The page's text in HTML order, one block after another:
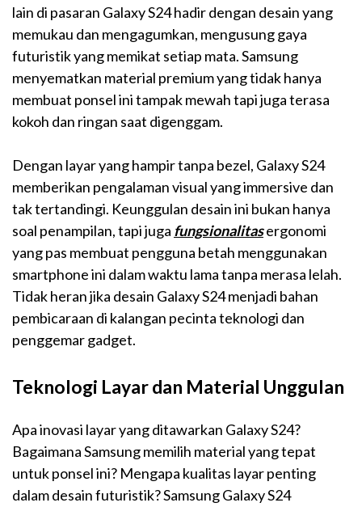
lain di pasaran Galaxy S24 hadir dengan desain yang
memukau dan mengagumkan, mengusung gaya
futuristik yang memikat setiap mata. Samsung
menyematkan material premium yang tidak hanya
membuat ponsel ini tampak mewah tapi juga terasa
kokoh dan ringan saat digenggam.
Dengan layar yang hampir tanpa bezel, Galaxy S24
memberikan pengalaman visual yang immersive dan
tak tertandingi. Keunggulan desain ini bukan hanya
soal penampilan, tapi juga fungsionalitasergonomi
yang pas membuat pengguna betah menggunakan
smartphone ini dalam waktu lama tanpa merasa lelah.
Tidak heran jika desain Galaxy S24 menjadi bahan
pembicaraan di kalangan pecinta teknologi dan
penggemar gadget.
Teknologi Layar dan Material Unggulan
Apa inovasi layar yang ditawarkan Galaxy S24?
Bagaimana Samsung memilih material yang tepat
untuk ponsel ini? Mengapa kualitas layar penting
dalam desain futuristik? Samsung Galaxy S24